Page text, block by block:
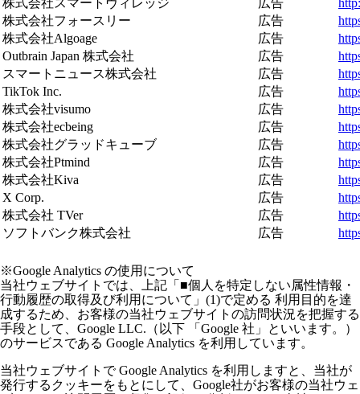
株式会社スマートヴィレッジ
広告
株式会社フォースリー
広告
株式会社Algoage
広告
Outbrain Japan 株式会社
広告
スマートニュース株式会社
広告
TikTok Inc.
広告
株式会社visumo
広告
株式会社ecbeing
広告
株式会社グラッドキューブ
広告
株式会社Ptmind
広告
株式会社Kiva
広告
X Corp.
広告
株式会社 TVer
広告
ソフトバンク株式会社
広告
※Google Analytics の使用について
当社ウェブサイトでは、上記「■個人を特定しない属性情報・
行動履歴の取得及び利用について」(1)で定める 利用目的を達
成するため、お客様の当社ウェブサイトの訪問状況を把握する
手段として、Google LLC.（以下 「Google 社」といいます。）
のサービスである Google Analytics を利用しています。
当社ウェブサイトで Google Analytics を利用しますと、当社が
発行するクッキーをもとにして、Google社がお客様の当社ウェ